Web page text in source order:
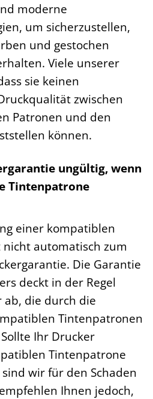
moderne
um sicherzustellen,
und gestochen
Viele unserer
sie keinen
zwischen
Patronen und den
können.
ungültig, wenn
Tintenpatrone
einer kompatiblen
automatisch zum
Die Garantie
deckt in der Regel
ab, die durch die
Tintenpatronen
Ihr Drucker
Tintenpatrone
wir für den Schaden
Ihnen jedoch,